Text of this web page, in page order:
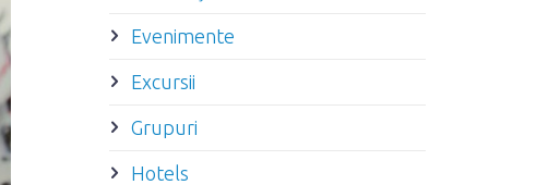
Evenimente
Excursii
Grupuri
Hotels